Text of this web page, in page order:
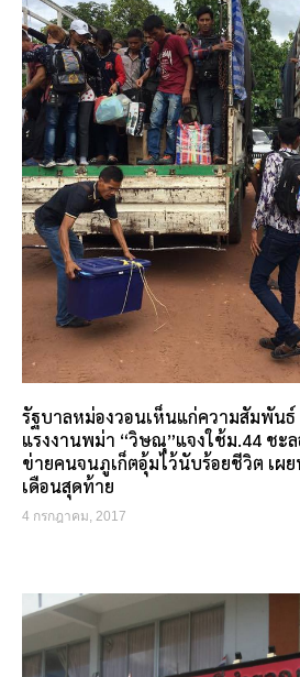
รัฐบาลหม่องวอนเห็นแก่ความสัมพันธ์
แรงงานพม่า “วิษณุ”แจงใช้ม.44 ชะ
ข่ายคนจนภูเก็ตอุ้มไว้นับร้อยชีวิต เผย
เดือนสุดท้าย
4 กรกฎาคม, 2017